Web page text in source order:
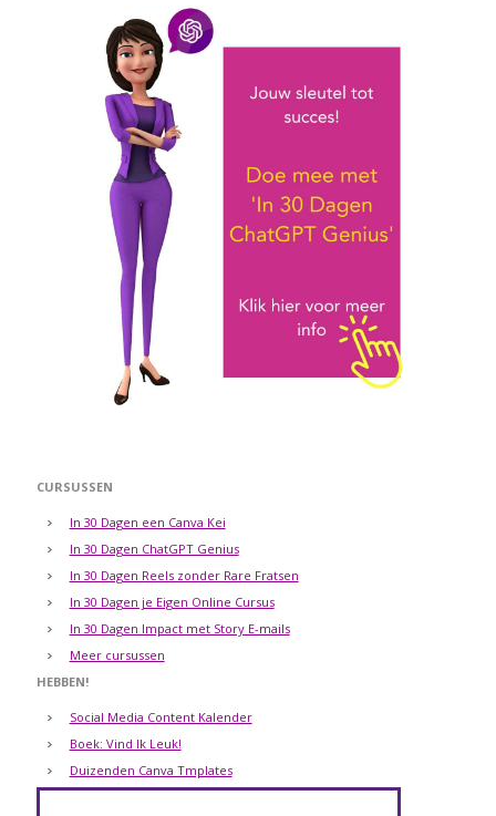
CURSUSSEN
In 30 Dagen een Canva Kei
In 30 Dagen ChatGPT Genius
In 30 Dagen Reels zonder Rare Fratsen
In 30 Dagen je Eigen Online Cursus
In 30 Dagen Impact met Story E-mails
Meer cursussen
HEBBEN!
Social Media Content Kalender
Boek: Vind Ik Leuk!
Duizenden Canva Tmplates